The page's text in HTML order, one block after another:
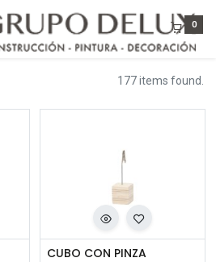
0
177 items found.
CUBO CON PINZA